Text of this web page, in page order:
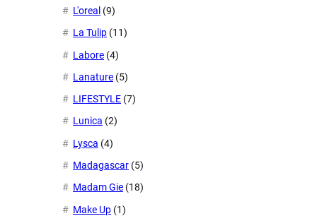
L'oreal (9)
La Tulip (11)
Labore (4)
Lanature (5)
LIFESTYLE (7)
Lunica (2)
Lysca (4)
Madagascar (5)
Madam Gie (18)
Make Up (1)